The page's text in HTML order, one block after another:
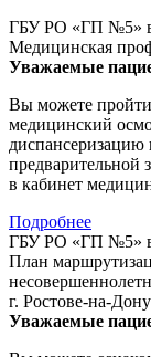
ГБУ РО «ГП №5» в
Медицинская
Уважаемые
Вы можете
медицинский
диспансеризацию
предварительной
в кабинет
Подробнее
ГБУ РО «ГП №5» в
План
г. Ростове-на-Дону
Уважаемые